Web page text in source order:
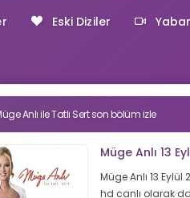
Eski Diziler
Anlı ile Tatlı Sert son bölüm izle
Müge Anlı 13
Müge Anlı 13
hd canlı olarak